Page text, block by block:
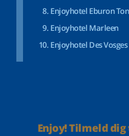
Enjoyhotel Eburon
Enjoyhotel Marleen
Enjoyhotel Des Vosges
Enjoy! Tilmeld